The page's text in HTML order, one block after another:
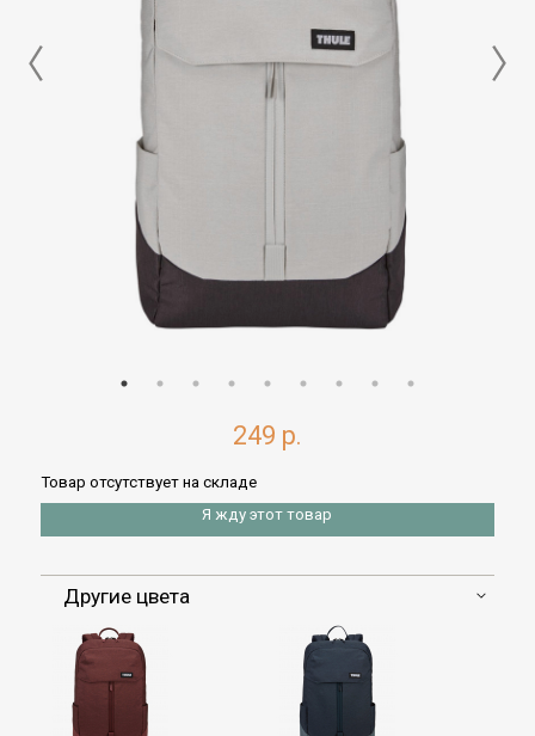
249 р.
Товар отсутствует на складе
Я жду этот товар
Другие цвета